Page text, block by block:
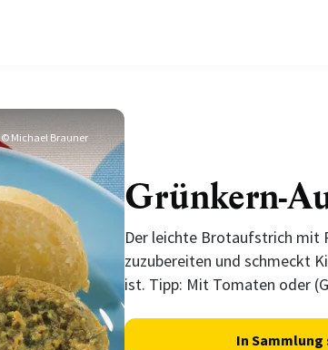
© Michael Brauner
Grünkern-
Der leichte Brotaufstrich mit
zuzubereiten und schmeckt
ist. Tipp: Mit Tomaten oder
In Sammlung